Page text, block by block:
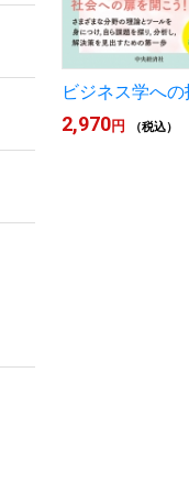
ビジネス学への
2,970円 （税込）